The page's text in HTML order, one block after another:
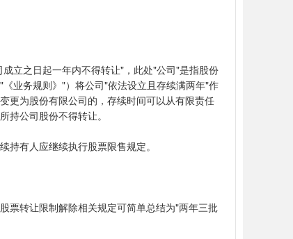
立之日起一年内不得转让"，此处"公司"是指股份
业务规则》"）将公司"依法设立且存续满两年"作
更为股份有限公司的，存续时间可以从有限责任
持公司股份不得转让。
持有人应继续执行股票限售规定。
票转让限制解除相关规定可简单总结为"两年三批